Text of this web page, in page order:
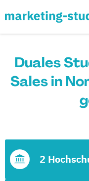
Duales
Sales in
2